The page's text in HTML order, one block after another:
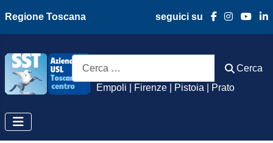
Regione Toscana seguici su
Azienda Usl
Empoli | Firenze | Pistoia | Prato
Cerca
Cerca